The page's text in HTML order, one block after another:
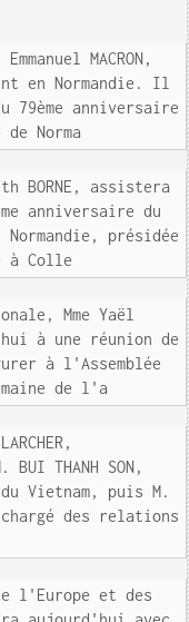
MACRON,
en Normandie. Il
79ème anniversaire
Norma
BORNE, assistera
anniversaire du
présidée
à Colle
Mme Yaël
à une réunion de
à l'Assemblée
de l'a
THANH SON,
Vietnam, puis M.
chargé des relations
l'Europe et des